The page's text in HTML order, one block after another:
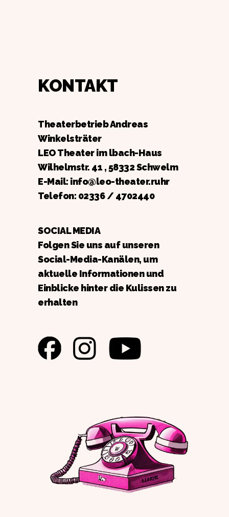
KONTAKT
Theaterbetrieb Andreas
Winkelsträter
LEO Theater im lbach-Haus
Wilhelmstr. 41 , 58332 Schwelm
E-Mail: info@leo-theater.ruhr
Telefon: 02336 / 4702440
SOCIAL MEDIA
Folgen Sie uns auf unseren
Social-Media-Kanälen, um
aktuelle Informationen und
Einblicke hinter die Kulissen zu
erhalten